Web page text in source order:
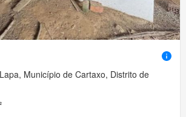
Município de Cartaxo, Distrito de